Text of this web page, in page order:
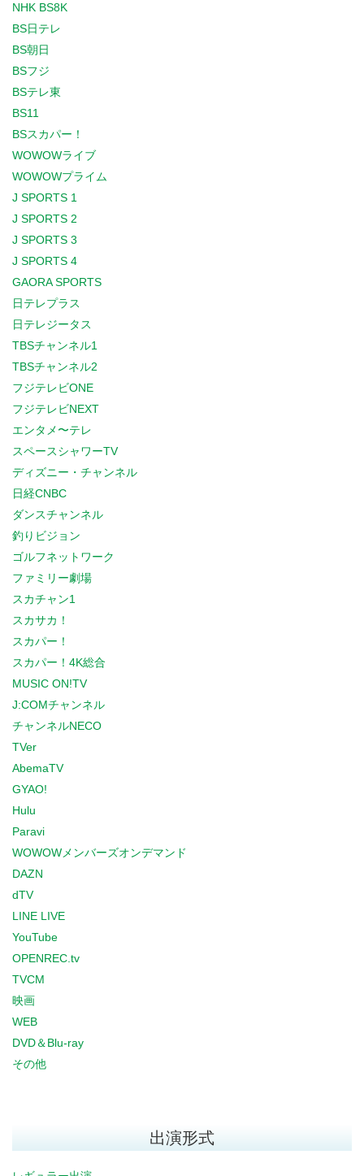
NHK BS8K
BS日テレ
BS朝日
BSフジ
BSテレ東
BS11
BSスカパー！
WOWOWライブ
WOWOWプライム
J SPORTS 1
J SPORTS 2
J SPORTS 3
J SPORTS 4
GAORA SPORTS
日テレプラス
日テレジータス
TBSチャンネル1
TBSチャンネル2
フジテレビONE
フジテレビNEXT
エンタメ〜テレ
スペースシャワーTV
ディズニー・チャンネル
日経CNBC
ダンスチャンネル
釣りビジョン
ゴルフネットワーク
ファミリー劇場
スカチャン1
スカサカ！
スカパー！
スカパー！4K総合
MUSIC ON!TV
J:COMチャンネル
チャンネルNECO
TVer
AbemaTV
GYAO!
Hulu
Paravi
WOWOWメンバーズオンデマンド
DAZN
dTV
LINE LIVE
YouTube
OPENREC.tv
TVCM
映画
WEB
DVD＆Blu-ray
その他
出演形式